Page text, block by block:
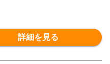
詳細を見る